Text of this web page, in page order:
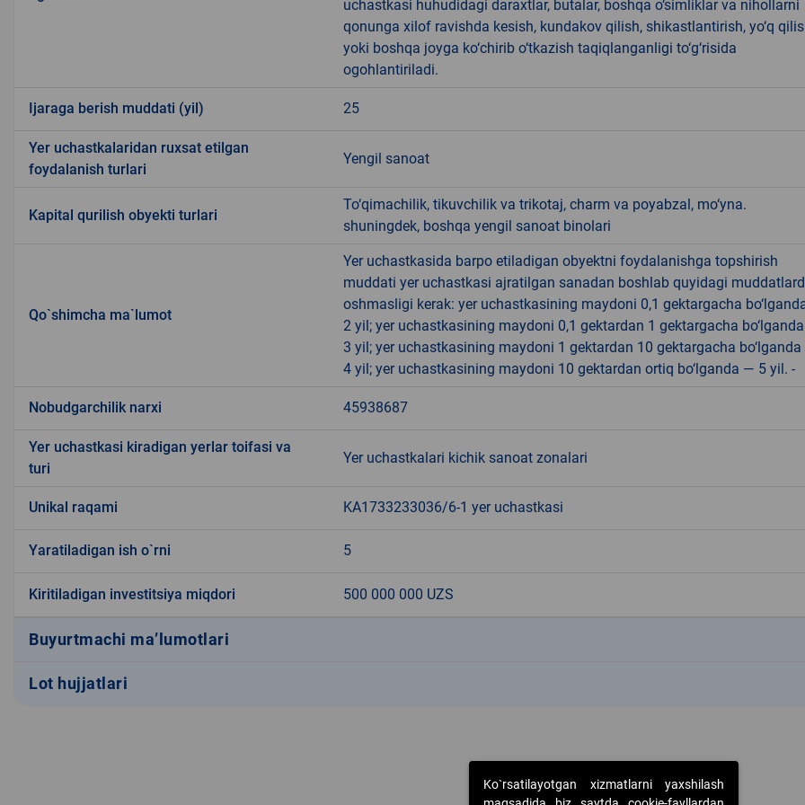
uchastkasi huhudidagi daraxtlar, butalar, boshqa o‘simliklar va nihollarni
qonunga xilof ravishda kesish, kundakov qilish, shikastlantirish, yo‘q
yoki boshqa joyga ko‘chirib o‘tkazish taqiqlanganligi to‘g‘risida
ogohlantiriladi.
Ijaraga berish muddati (yil) 25
Yer uchastkalaridan ruxsat etilgan
foydalanish turlari
Yengil sanoat
Kapital qurilish obyekti turlari
To‘qimachilik, tikuvchilik va trikotaj, charm va poyabzal, mo‘yna.
shuningdek, boshqa yengil sanoat binolari
Qo`shimcha ma`lumot
Yer uchastkasida barpo etiladigan obyektni foydalanishga topshirish
muddati yer uchastkasi ajratilgan sanadan boshlab quyidagi
oshmasligi kerak: yer uchastkasining maydoni 0,1 gektargacha
2 yil; yer uchastkasining maydoni 0,1 gektardan 1 gektargacha
3 yil; yer uchastkasining maydoni 1 gektardan 10 gektargacha
4 yil; yer uchastkasining maydoni 10 gektardan ortiq bo‘lganda — 5 yil. -
Nobudgarchilik narxi 45938687
Yer uchastkasi kiradigan yerlar toifasi va
turi
Yer uchastkalari kichik sanoat zonalari
Unikal raqami KA1733233036/6-1 yer uchastkasi
Yaratiladigan ish o`rni 5
Kiritiladigan investitsiya miqdori 500 000 000 UZS
Buyurtmachi ma’lumotlari
Lot hujjatlari
Ko`rsatilayotgan xizmatlarni yaxshilash